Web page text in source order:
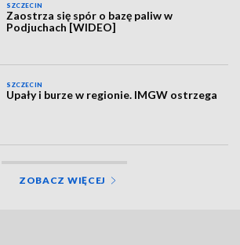
SZCZECIN
Zaostrza się spór o bazę paliw w
Podjuchach [WIDEO]
SZCZECIN
Upały i burze w regionie. IMGW ostrzega
ZOBACZ WIĘCEJ